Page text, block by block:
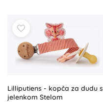
Lilliputiens - kopča za dudu s
jelenkom Stelom